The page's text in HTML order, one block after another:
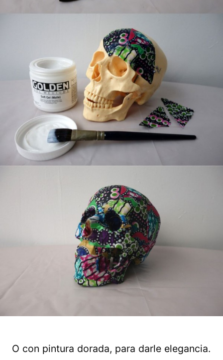
O con pintura dorada, para darle elegancia.